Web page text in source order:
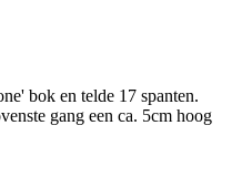
bok en telde 17 spanten.
gang een ca. 5cm hoog